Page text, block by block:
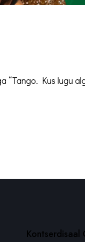
Kus lugu
Kontserdisaal